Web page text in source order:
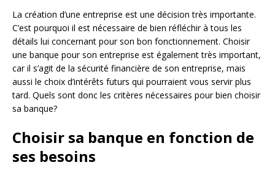
La création d’une entreprise est une décision très importante.
C’est pourquoi il est nécessaire de bien réfléchir à tous les
détails lui concernant pour son bon fonctionnement. Choisir
une banque pour son entreprise est également très important,
car il s’agit de la sécurité financière de son entreprise, mais
aussi le choix d’intérêts futurs qui pourraient vous servir plus
tard. Quels sont donc les critères nécessaires pour bien choisir
sa banque?
Choisir sa banque en fonction de
ses besoins